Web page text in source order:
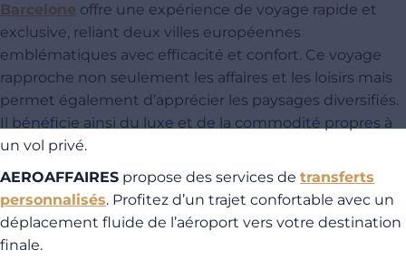
Barcelone offre une expérience de voyage rapide et
exclusive, reliant deux villes européennes
emblématiques avec efficacité et confort. Ce voyage
rapproche non seulement les affaires et les loisirs mais
permet également d’apprécier les paysages diversifiés.
Il bénéficie ainsi du luxe et de la commodité propres à
un vol privé.
AEROAFFAIRES propose des services de transferts
personnalisés. Profitez d’un trajet confortable avec un
déplacement fluide de l’aéroport vers votre destination
finale.